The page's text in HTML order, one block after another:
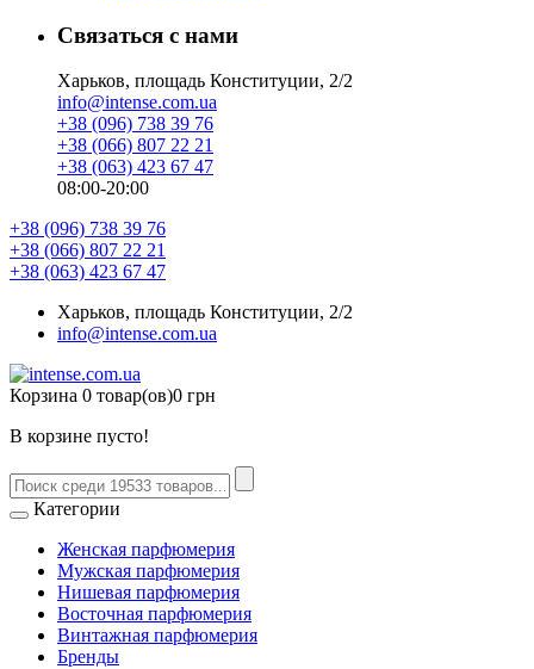
Связаться с нами
Харьков, площадь Конституции, 2/2
info@intense.com.ua
+38 (096) 738 39 76
+38 (066) 807 22 21
+38 (063) 423 67 47
08:00-20:00
+38 (096) 738 39 76
+38 (066) 807 22 21
+38 (063) 423 67 47
Харьков, площадь Конституции, 2/2
info@intense.com.ua
Корзина 0 товар(ов)0 грн
В корзине пусто!
Категории
Женская парфюмерия
Мужская парфюмерия
Нишевая парфюмерия
Восточная парфюмерия
Винтажная парфюмерия
Бренды